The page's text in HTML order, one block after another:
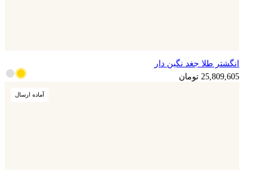
6,452,401 تومان
انگشتر طلا جغد نگین دار
25,809,605 تومان
آماده ارسال